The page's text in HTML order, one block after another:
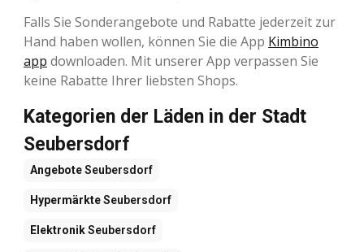
Falls Sie Sonderangebote und Rabatte jederzeit zur
Hand haben wollen, können Sie die App Kimbino
app downloaden. Mit unserer App verpassen Sie
keine Rabatte Ihrer liebsten Shops.
Kategorien der Läden in der Stadt
Seubersdorf
AngeboteSeubersdorf
HypermärkteSeubersdorf
ElektronikSeubersdorf